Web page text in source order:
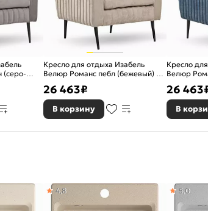
(серо-
Кресло для отдыха Изабель
Велюр Романс пебл (бежевый) ТК
26 463₽
В корзину
Кресло
Велюр
26 463
В
4,8 5,0